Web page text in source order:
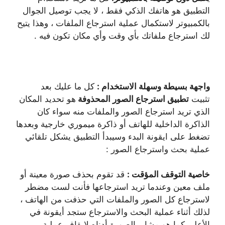
التطبيق هو هاتفك الذكي فقط ، لا يجب توصيل الجوال
بالكمبيوتر لاستكمال عملية استرجاع الملفات ، وهذا يتيح
لك استرجاع ملفاتك بأي وقت وأي مكان تكون فيه .
واجهة بسيطة وسهلة الاستخدام : كل ما عليك بعد
تثبيت تطبيق استرجاع الصور المحذوفة هو تحديد المكان
الذي تريد استرجاع الصور والملفات منه سواء كان
الذاكرة الداخلية للهاتف أو ذاكرة ميموري خارجية وبعدها
تضغط على ايقونة البدء وسيبدأ التطبيق يشكل تلقائي
عملية بحث واسترجاع الصور :
خاصية التوقف المؤقت : قد تقوم بحذف صورة معينة أو
ملف معين وعندما تريد استرجاعها فأنت لست مضطر
لاسترجاع كل الصور والملفات التي حذفت من الهاتف ،
لذلك أثناء عملية البحث والاسترجاع ستجد أيقونة في